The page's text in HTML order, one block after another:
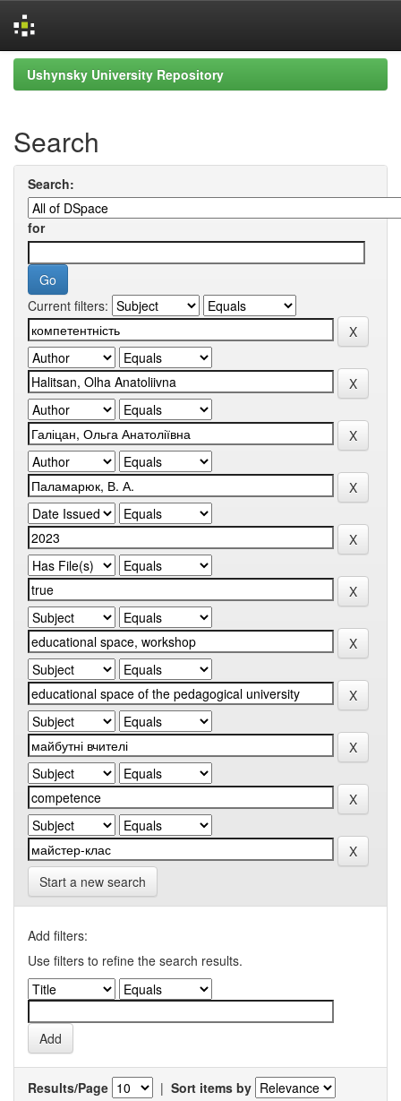
Skip
navigation
Ushynsky University Repository
Search
Search:
for
Current filters:
Start a new search
Add filters:
Use filters to refine the search results.
Results/Page | Sort items by